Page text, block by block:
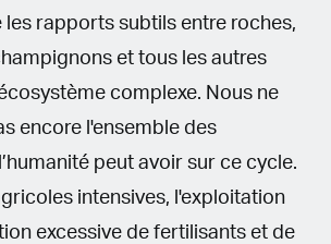
rapports subtils entre roches,
et tous les autres
complexe. Nous ne
encore l'ensemble des
peut avoir sur ce cycle.
intensives, l'exploitation
excessive de fertilisants et de